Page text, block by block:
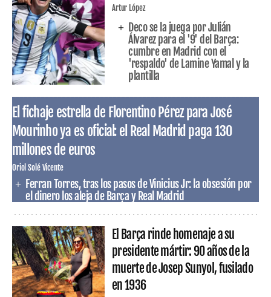
Artur López
Deco se la juega por Julián
Álvarez para el '9' del Barça:
cumbre en Madrid con el
'respaldo' de Lamine Yamal y la
plantilla
El fichaje estrella de Florentino Pérez para José
Mourinho ya es oficial: el Real Madrid paga 130
millones de euros
Oriol Solé Vicente
Ferran Torres, tras los pasos de Vinicius Jr: la obsesión por
el dinero los aleja de Barça y Real Madrid
El Barça rinde homenaje a su
presidente mártir: 90 años de la
muerte de Josep Sunyol, fusilado
en 1936